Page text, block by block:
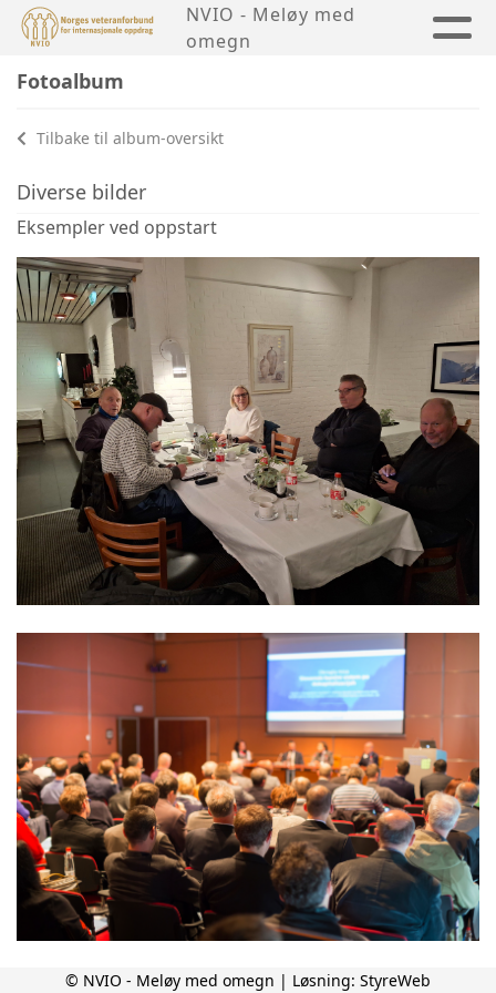
NVIO - Meløy med
omegn
Fotoalbum
Tilbake til album-oversikt
Diverse bilder
Eksempler ved oppstart
© NVIO - Meløy med omegn | Løsning: StyreWeb